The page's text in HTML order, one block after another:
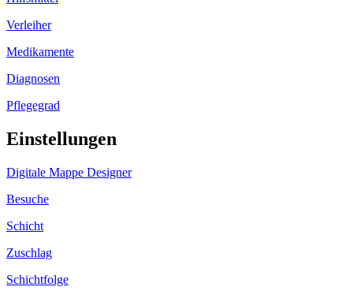
Verleiher
Medikamente
Diagnosen
Pflegegrad
Einstellungen
Digitale Mappe Designer
Besuche
Schicht
Zuschlag
Schichtfolge